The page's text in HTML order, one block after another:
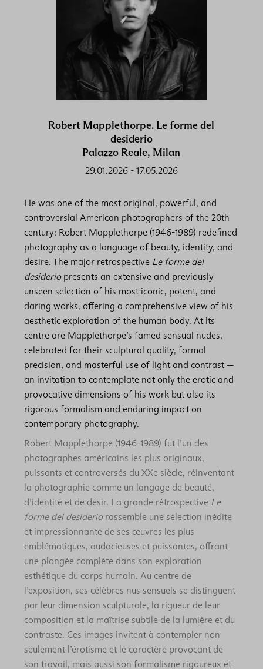
Robert Mapplethorpe. Le forme del
desiderio
Palazzo Reale, Milan
29.01.2026 - 17.05.2026
He was one of the most original, powerful, and
controversial American photographers of the 20th
century: Robert Mapplethorpe (1946-1989) redefined
photography as a language of beauty, identity, and
desire. The major retrospective Le forme del
desideriopresents an extensive and previously
unseen selection of his most iconic, potent, and
daring works, offering a comprehensive view of his
aesthetic exploration of the human body. At its
centre are Mapplethorpe’s famed sensual nudes,
celebrated for their sculptural quality, formal
precision, and masterful use of light and contrast —
an invitation to contemplate not only the erotic and
provocative dimensions of his work but also its
rigorous formalism and enduring impact on
contemporary photography.
Robert Mapplethorpe (1946-1989) fut l’un des
photographes américains les plus originaux,
puissants et controversés du XXe siècle, réinventant
la photographie comme un langage de beauté,
d’identité et de désir. La grande rétrospective Le
forme del desiderio rassemble une sélection inédite
et impressionnante de ses œuvres les plus
emblématiques, audacieuses et puissantes, offrant
une plongée complète dans son exploration
esthétique du corps humain. Au centre de
l’exposition, ses célèbres nus sensuels se distinguent
par leur dimension sculpturale, la rigueur de leur
composition et la maîtrise subtile de la lumière et du
contraste. Ces images invitent à contempler non
seulement l’érotisme et le caractère provocant de
son travail, mais aussi son formalisme rigoureux et